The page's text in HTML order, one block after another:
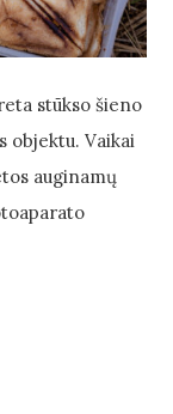
stūkso šieno
objektu. Vaikai
auginamų